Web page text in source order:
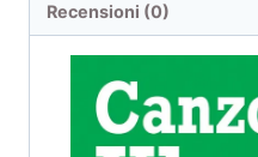
Recensioni (0)